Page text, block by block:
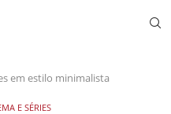
em estilo minimalista
E SÉRIES